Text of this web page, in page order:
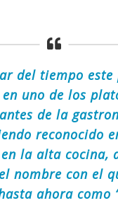
del tiempo este
uno de los
de la
reconocido
la alta cocina,
nombre con el
ahora como